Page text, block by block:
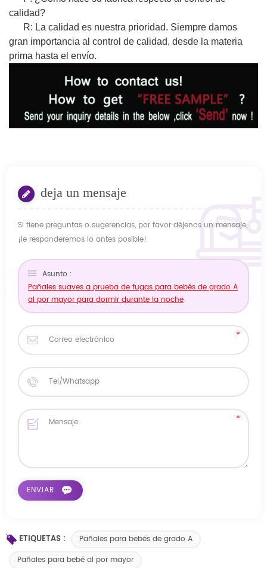
calidad?
R: La calidad es nuestra prioridad. Siempre damos
gran importancia al control de calidad, desde la materia
prima hasta el envío.
deja un mensaje
Si tiene preguntas o sugerencias, por favor déjenos un mensaje,
¡le responderemos lo antes posible!
Asunto :
Pañales suaves a prueba de fugas para bebés de grado A
al por mayor para dormir durante la noche
ETIQUETAS :
Pañales para bebés de grado A
Pañales para bebé al por mayor